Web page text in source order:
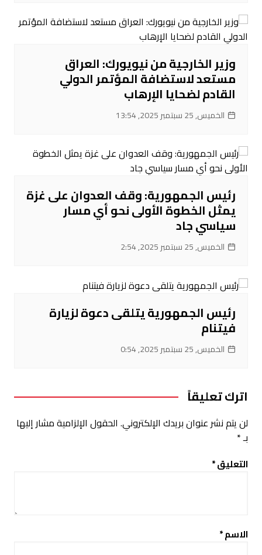
وزير الخارجية من نيويورك: العراق
مستعد لاستضافة المؤتمر الدولي
القادم لضحايا الإرهاب
الخميس, 25 سبتمبر 2025, 13:54
رئيس الجمهورية: وقف العدوان على غزة
يمثل الخطوة الأولى نحو أي مسار
سياسي جاد
الخميس, 25 سبتمبر 2025, 2:54
رئيس الجمهورية يتلقى دعوة لزيارة
فيتنام
الخميس, 25 سبتمبر 2025, 0:54
اترك تعليقاً
لن يتم نشر عنوان بريدك الإلكتروني. الحقول الإلزامية مشار إليها
بـ*
التعليق*
الاسم*